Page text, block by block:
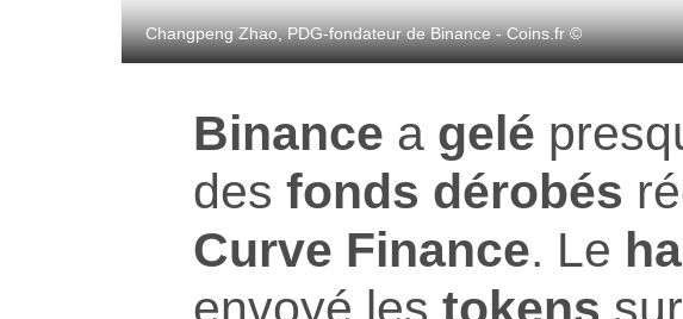
Changpeng Zhao, PDG-fondateur de Binance - Coins.fr ©
Binance a gelé
des fonds dérobés
Curve Finance. Le
envoyé les tokens